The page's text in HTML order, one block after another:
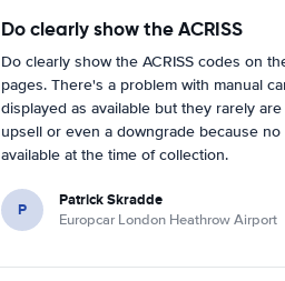
Do clearly show the ACRISS
Do clearly show the ACRISS codes on
pages. There's a problem with manual
displayed as available but they rarely
upsell or even a downgrade because no
available at the time of collection.
P Patrick Skradde
Europcar London Heathrow Airport